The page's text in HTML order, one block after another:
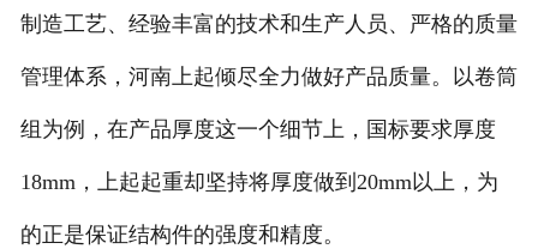
合作客户
联系我们
制造工艺、经验丰富的技术和生产人员、严格的质量
管理体系，河南上起倾尽全力做好产品质量。以卷筒
组为例，在产品厚度这一个细节上，国标要求厚度
18mm，上起起重却坚持将厚度做到20mm以上，为
的正是保证结构件的强度和精度。